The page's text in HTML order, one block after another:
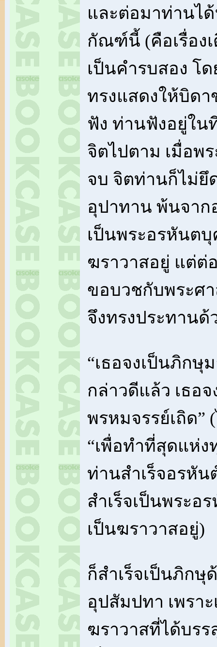
และต่อมาท่านไ
กัณฑ์นี้ (คือเรื่อง
เป็นคำรบสอง โ
ทรงแสดงให้บิด
ฟัง ท่านฟังอยู่ใน
จิตไปตาม เมื่อพ
จบ จิตท่านก็ไม่ยึ
อุปาทาน พ้นจาก
เป็นพระอรหันต
ฆราวาสอยู่ แต่ต่
ขอบวชกับพระศ
จึงทรงประทานด้
“เธอจงเป็นภิกษุ
กล่าวดีแล้ว เธอ
พรหมจรรย์เถิด”
“เพื่อทำที่สุดแห่ง
ท่านสำเร็จอรหั
สำเร็จเป็นพระอ
เป็นฆราวาสอยู่)
ก็สำเร็จเป็นภิกษุ
อุปสัมปทา เพราะ
ฆราวาสที่ได้บรร